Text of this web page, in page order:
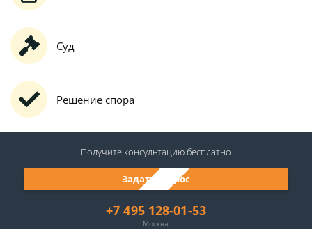
Суд
Решение спора
+7 495 128-01-53
Москва
Задать вопрос
Получите консультациюбесплатно